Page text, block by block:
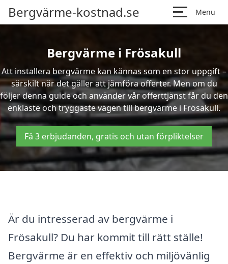
Bergvärme-kostnad.se Menu
Bergvärme i Frösakull
Att installera bergvärme kan kännas som en stor uppgift –
särskilt när det gäller att jämföra offerter. Men om du
följer denna guide och använder vår offerttjänst får du den
enklaste och tryggaste vägen till bergvärme i Frösakull.
Få 3 erbjudanden, gratis och utan förpliktelser
Är du intresserad av bergvärme i
Frösakull? Du har kommit till rätt ställe!
Bergvärme är en effektiv och miljövänlig